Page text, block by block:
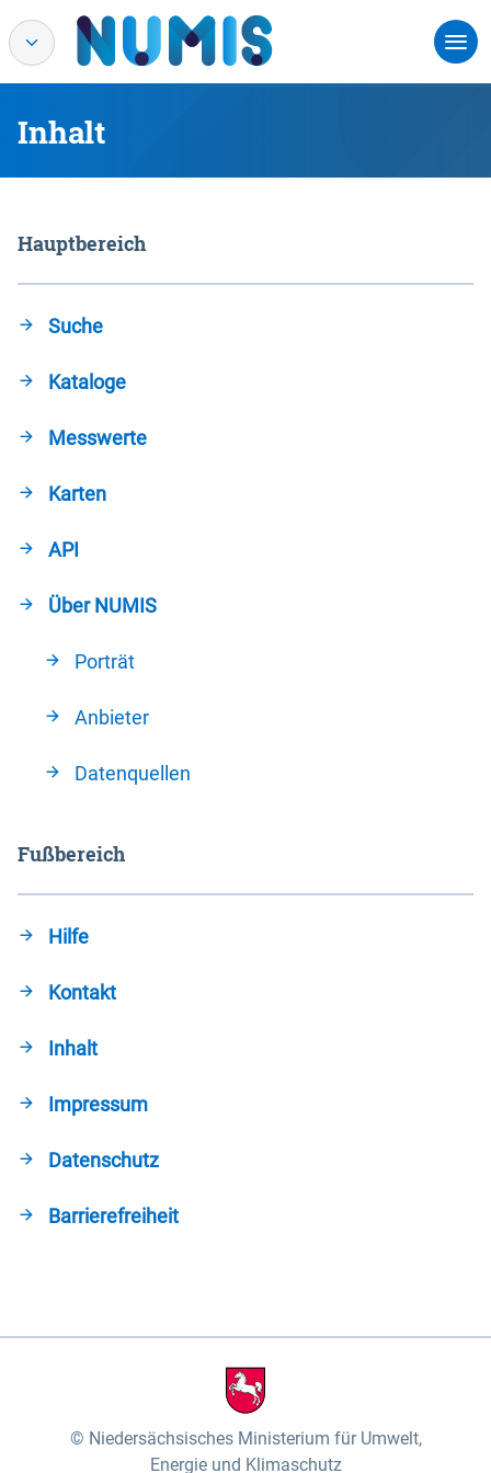
Inhalt
Hauptbereich
Suche
Kataloge
Messwerte
Karten
API
Über NUMIS
Porträt
Anbieter
Datenquellen
Fußbereich
Hilfe
Kontakt
Inhalt
Impressum
Datenschutz
Barrierefreiheit
Niedersächsisches Ministerium für Umwelt,
Energie und Klimaschutz